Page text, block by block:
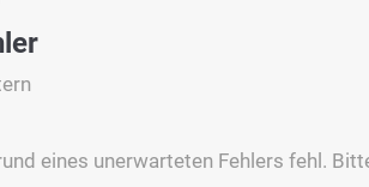
eines unerwarteten Fehlers fehl.